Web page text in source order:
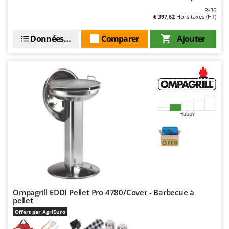
Masterpro
Michelin
Mille
Minox
More than chef
MOVA
Mowox
MTD
R-36
€ 397,62 Hors taxes (HT)
Ajouter
Comparer
Données techniques
Hobby
Ompagrill EDDI Pellet Pro 4780/Cover - Barbecue à
pellet
Offert par AgriEuro